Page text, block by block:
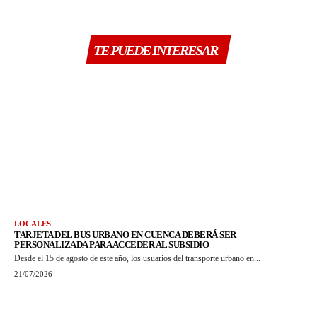
TE PUEDE INTERESAR
LOCALES
TARJETA DEL BUS URBANO EN CUENCA DEBERÁ SER
PERSONALIZADA PARA ACCEDER AL SUBSIDIO
Desde el 15 de agosto de este año, los usuarios del transporte urbano en...
21/07/2026